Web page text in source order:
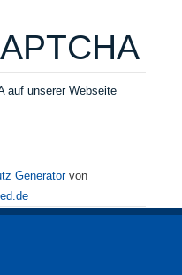
auf unserer Webseite
Generatorvon